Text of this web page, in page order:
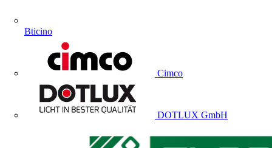
Bticino
Cimco
DOTLUX GmbH